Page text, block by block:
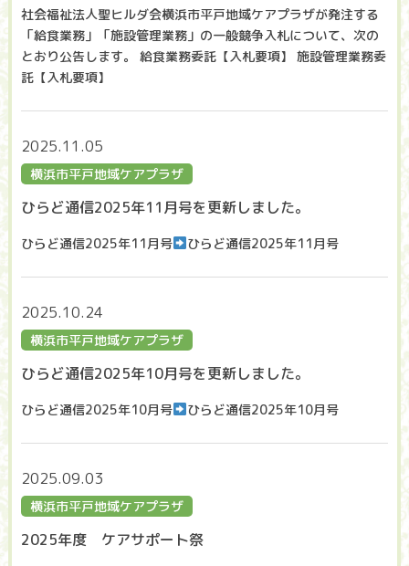
社会福祉法人聖ヒルダ会横浜市平戸地域ケアプラザが発注する
「給食業務」「施設管理業務」の一般競争入札について、次の
とおり公告します。 給食業務委託【入札要項】 施設管理業務委
託【入札要項】
2025.11.05
横浜市平戸地域ケアプラザ
ひらど通信2025年11月号を更新しました。
ひらど通信2025年11月号 ひらど通信2025年11月号
2025.10.24
横浜市平戸地域ケアプラザ
ひらど通信2025年10月号を更新しました。
ひらど通信2025年10月号 ひらど通信2025年10月号
2025.09.03
横浜市平戸地域ケアプラザ
2025年度 ケアサポート祭